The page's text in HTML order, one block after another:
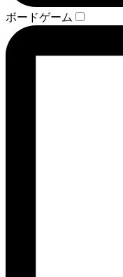
ボードゲーム